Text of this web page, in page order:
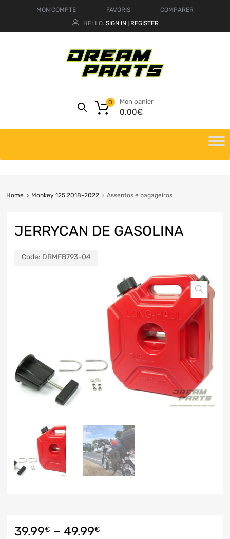
MON COMPTE FAVORIS
COMPARER
HELLO. SIGN IN REGISTER
Mon panier
0.00€
0
Home Monkey 125 2018-2022 Assentos e bagageiros
JERRYCAN DE GASOLINA
Code: DRMFB793-04
39.99€ – 49.99€